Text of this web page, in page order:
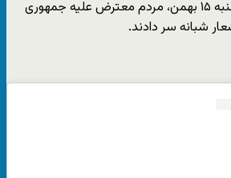
نشان می‌دهد شامگاه شنبه ۱۵ بهمن، مردم معترض علیه جمهوری
شبانه سر دادند.